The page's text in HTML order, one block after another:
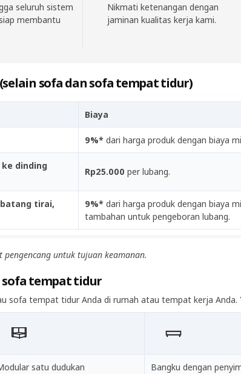
seluruh sistem
membantu
Nikmati ketenangan dengan
jaminan kualitas kerja kami.
(selain sofa dan sofa tempat tidur)
Biaya
9%* dari harga produk dengan biaya
dinding
Rp25.000 per lubang.
tirai,
9%* dari harga produk dengan biaya
tambahan untuk pengeboran lubang.
pengencang untuk tujuan keamanan.
sofa tempat tidur
sofa tempat tidur Anda di rumah atau tempat kerja Anda.
satu dudukan Bangku dengan